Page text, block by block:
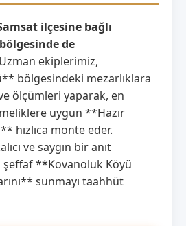
ilçesine bağlı
de
Uzman ekiplerimiz,
bölgesindeki mezarlıklara
ölçümleri yaparak, en
uygun **Hazır
hızlıca monte eder.
ve saygın bir anıt
şeffaf **Kovanoluk Köyü
sunmayı taahhüt